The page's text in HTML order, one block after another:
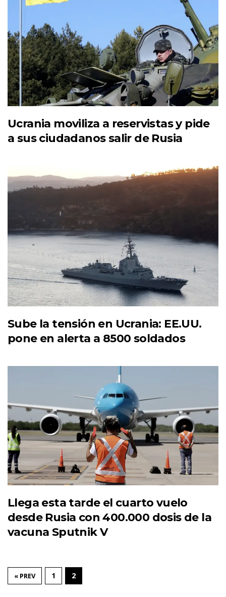
Ucrania moviliza a reservistas y pide
a sus ciudadanos salir de Rusia
Sube la tensión en Ucrania: EE.UU.
pone en alerta a 8500 soldados
Llega esta tarde el cuarto vuelo
desde Rusia con 400.000 dosis de la
vacuna Sputnik V
« PREV 1 2